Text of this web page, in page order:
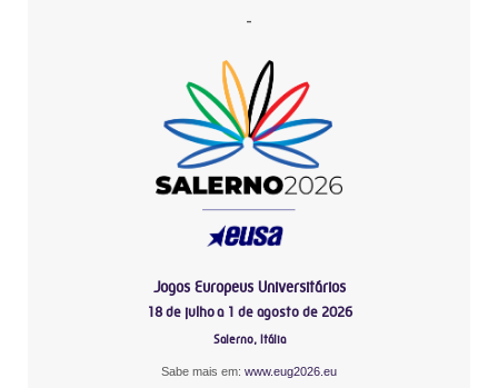
-
Jogos Europeus Universitários
18 de julho a 1 de agosto de 2026
Salerno, Itália
Sabe mais em: www.eug2026.eu